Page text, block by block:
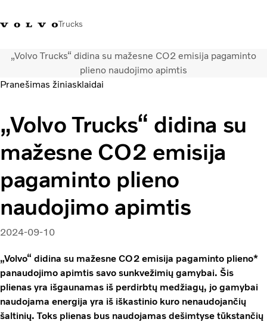
Trucks
+ 370 610 19991Volvo Trucks parduotuvėPrisijungtiLietuva
Sunkvežimiai
Paslaugos
Volvo Truck Builder
Kontaktai
Naujienos
Apie mus
„Volvo Trucks“ didina su mažesne CO2 emisija pagaminto
plieno naudojimo apimtis
Pranešimas žiniasklaidai
„Volvo Trucks“ didina su
mažesne CO2 emisija
pagaminto plieno
naudojimo apimtis
2024-09-10
„Volvo“ didina su mažesne CO2 emisija pagaminto plieno*
panaudojimo apimtis savo sunkvežimių gamybai. Šis
plienas yra išgaunamas iš perdirbtų medžiagų, jo gamybai
naudojama energija yra iš iškastinio kuro nenaudojančių
šaltinių. Toks plienas bus naudojamas dešimtyse tūkstančių